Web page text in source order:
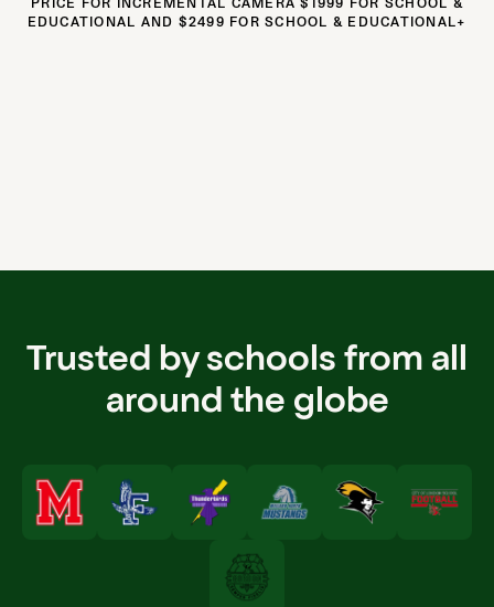
PRICE FOR INCREMENTAL CAMERA $1999 FOR SCHOOL &
EDUCATIONAL AND $2499 FOR SCHOOL & EDUCATIONAL+
Trusted by schools from all
around the globe